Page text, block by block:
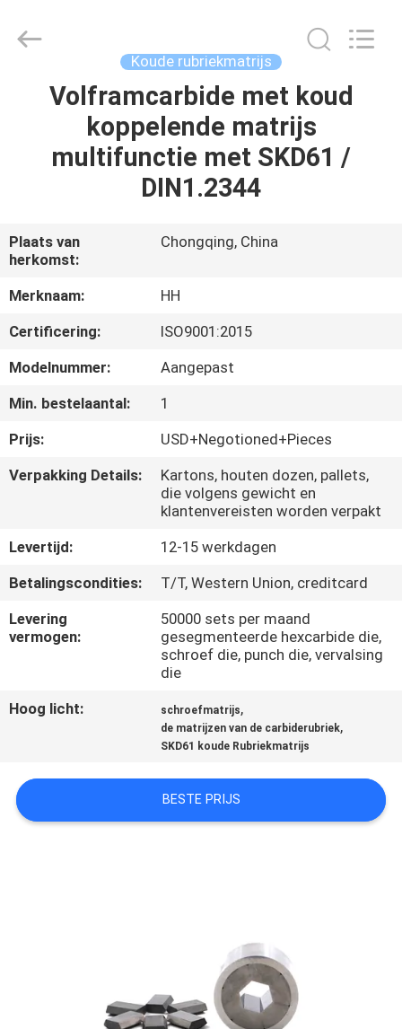
HUIS
PRODUCTEN
ONGEVEER
ONS
FABRIEKSREIS
KWALITEITSCONTROLE
CONTACTEER
NIEUWS
VERZOEK
OM EEN
PRIVACYBELEID
Limited.
Koude rubriekmatrijs
Volframcarbide met koud
koppelende matrijs
multifunctie met SKD61 /
DIN1.2344
Plaats van
herkomst:
Chongqing, China
Merknaam:
HH
Certificering:
ISO9001:2015
Modelnummer:
Aangepast
Min. bestelaantal:
1
Prijs:
USD+Negotioned+Pieces
Verpakking Details:
Kartons, houten dozen, pallets,
die volgens gewicht en
klantenvereisten worden verpakt
Levertijd:
12-15 werkdagen
Betalingscondities:
T/T, Western Union, creditcard
Levering
vermogen:
50000 sets per maand
gesegmenteerde hexcarbide die,
schroef die, punch die, vervalsing
die
Hoog licht:
schroefmatrijs,
de matrijzen van de carbiderubriek,
SKD61 koude Rubriekmatrijs
BESTE PRIJS